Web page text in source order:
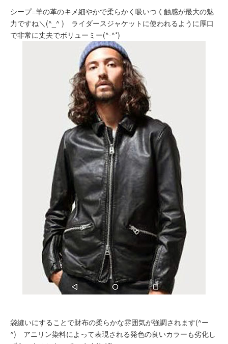
シープ=羊の革のキメ細やかで柔らかく吸いつく触感が最大の魅
力ですね＼(^_^ ) ライダースジャケットに使われるように厚口
で非常に丈夫でボリューミー(^-^*)
袋縫いにすることで財布の柔らかな雰囲気が強調されます(^ー
^) アニリン染料によって表現される発色の良いカラーも劣化し